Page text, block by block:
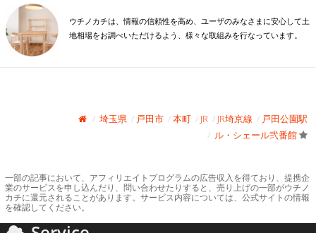
ウチノカチは、情報の信頼性を高め、ユーザのみなさまに安心して土
地相場をお調べいただけるよう、様々な取組みを行なっています。
埼玉県 戸田市 本町 JR JR埼京線
戸田公園駅
ル・シェール弐番館
一部の記事において、アフィリエイトプログラムの広告収入を得ており、提携企
業のサービスを申し込んだり、問い合わせたりすると、売り上げの一部がウチノ
カチに還元されることがあります。サービス内容については、公式サイトの情報
を確認してください。